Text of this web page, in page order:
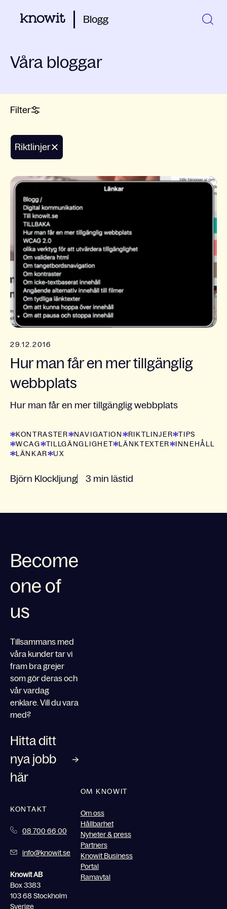
Blogg
Våra bloggar
Filter
riktlinjer
29.12.2016
Hur man får en mer tillgänglig
webbplats
Hur man får en mer tillgänglig webbplats
KONTRASTER NAVIGATION RIKTLINJER
TIPS
WCAG
TILLGÄNGLIGHET LÄNKTEXTER
INNEHÅLL
LÄNKAR
UX
Björn Klockljung 3 min lästid
Become
one of
us
Tillsammans med
våra kunder tar vi
fram bra grejer
som gör deras och
vår vardag
enklare. Vill du vara
med?
Hitta ditt
nya jobb
här
KONTAKT
08 700 66 00
info@knowit.se
Knowit AB
Box 3383
103 68 Stockholm
Sverige
OM KNOWIT
Om oss
Hållbarhet
Nyheter & press
Partners
Knowit Business
Portal
Ramavtal